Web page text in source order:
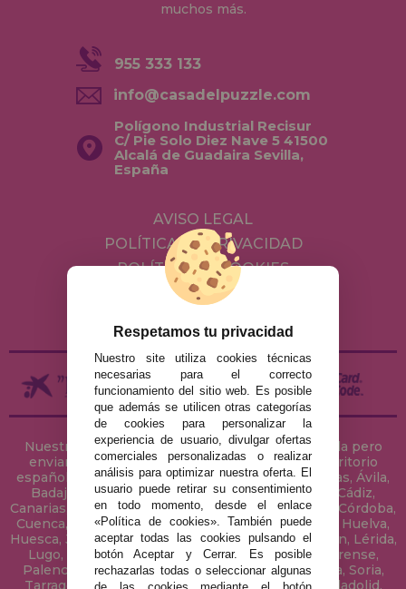
muchos más.
955 333 133
info@casadelpuzzle.com
Polígono Industrial Recisur
C/ Pie Solo Diez Nave 5 41500
Alcalá de Guadaira Sevilla,
España
AVISO LEGAL
POLÍTICA DE PRIVACIDAD
POLÍTICA DE COOKIES
ENVÍOS Y DEVOLUCIONES
Nuestra tienda de puzzles está ubicada en Sevilla pero
enviamos tus puzzles a cualquier ciudad del territorio
español: Álava, Albacete, Alicante, Almería, Asturias, Ávila,
Badajoz, Baleares, Barcelona, Burgos, Cáceres, Cádiz,
Canarias, Cantabria, Castellón, Ceuta, Ciudad Real, Córdoba,
Cuenca, Gerona, Granada, Guadalajara, Guipúzcoa, Huelva,
Huesca, Jaén, La Coruña, La Rioja, Las Palmas, Leon, Lérida,
Lugo, Madrid, Málaga, Melilla, Murcia, Navarra, Orense,
Palencia, Pontevedra, Salamanca, Segovia, Sevilla, Soria,
Respetamos tu privacidad
Nuestro site utiliza cookies técnicas
necesarias para el correcto
funcionamiento del sitio web. Es posible
que además se utilicen otras categorías
de cookies para personalizar la
experiencia de usuario, divulgar ofertas
comerciales personalizadas o realizar
análisis para optimizar nuestra oferta. El
usuario puede retirar su consentimiento
en todo momento, desde el enlace
«Política de cookies». También puede
aceptar todas las cookies pulsando el
botón Aceptar y Cerrar. Es posible
rechazarlas todas o seleccionar algunas